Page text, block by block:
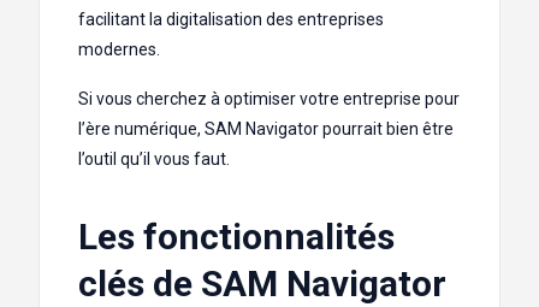
facilitant la digitalisation des entreprises
modernes.
Si vous cherchez à optimiser votre entreprise pour
l’ère numérique, SAM Navigator pourrait bien être
l’outil qu’il vous faut.
Les fonctionnalités
clés de SAM Navigator